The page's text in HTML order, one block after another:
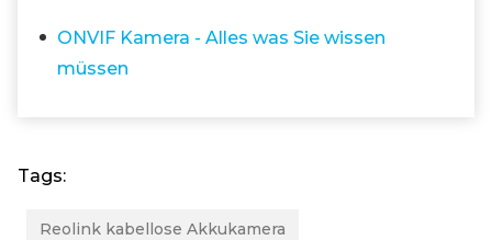
ONVIF Kamera - Alles was Sie wissen
müssen
Tags:
Reolink kabellose Akkukamera